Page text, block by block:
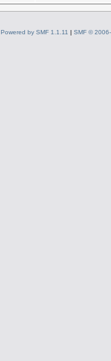
Powered by SMF 1.1.11 | SMF ©